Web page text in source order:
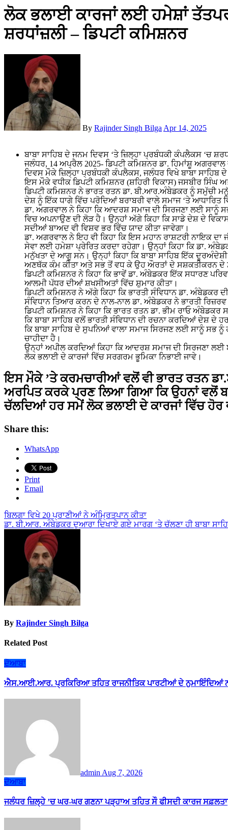
ਲੋਕ ਭਲਾਈ ਕਾਰਜਾਂ ਲਈ ਹਮੇਸ਼ਾਂ ਤੱਤਪਰ
ਸ਼ਰਧਾਂਜ਼ਲੀ – ਡਿਪਟੀ ਕਮਿਸ਼ਨਰ
By Rajinder Singh Bilga Apr 14, 2025
ਬਾਬਾ ਸਾਹਿਬ ਦੇ ਜਨਮ ਦਿਵਸ ‘ਤੇ ਜ਼ਿਲ੍ਹਾ ਪ੍ਰਬੰਧਕੀ ਕੰਪਲੈਕਸ ‘ਚ
ਜਲੰਧਰ, 14 ਅਪ੍ਰੈਲ 2025- ਡਿਪਟੀ ਕਮਿਸ਼ਨਰ ਡਾ. ਹਿਮਾਂਸ਼ੂ
ਦਿਵਸ ਮੌਕੇ ਜ਼ਿਲ੍ਹਾ ਪ੍ਰਬੰਧਕੀ ਕੰਪਲੈਕਸ, ਜਲੰਧਰ ਵਿਖੇ ਬਾਬਾ ਸਾਹਿਬ
ਇਸ ਮੌਕੇ ਵਧੀਕ ਡਿਪਟੀ ਕਮਿਸ਼ਨਰ (ਸ਼ਹਿਰੀ ਵਿਕਾਸ) ਜਸਬੀਰ ਸਿੰਘ
ਡਿਪਟੀ ਕਮਿਸ਼ਨਰ ਨੇ ਭਾਰਤ ਰਤਨ ਡਾ. ਬੀ.ਆਰ.ਅੰਬੇਡਕਰ ਨੂੰ ਸਮੁੱਚੀ
ਦੇਸ਼ ਨੂੰ ਇੱਕ ਧਾਗੇ ਵਿੱਚ ਪਰੋਦਿਆਂ ਬਰਾਬਰੀ ਵਾਲੇ ਸਮਾਜ ‘ਤੇ ਆਧਾਰਿਤ
ਡਾ. ਅਗਰਵਾਲ ਨੇ ਕਿਹਾ ਕਿ ਆਦਰਸ਼ ਸਮਾਜ ਦੀ ਸਿਰਜਣਾ ਲਈ ਸਾਨੂੰ
ਵਿਚ ਅਪਨਾਉਣ ਦੀ ਲੋੜ ਹੈ। ਉਨ੍ਹਾਂ ਅੱਗੇ ਕਿਹਾ ਕਿ ਸਾਡੇ ਦੇਸ਼ ਦੇ
ਸਦੀਆਂ ਬਾਅਦ ਵੀ ਵਿਸ਼ਵ ਭਰ ਵਿੱਚ ਯਾਦ ਕੀਤਾ ਜਾਵੇਗਾ।
ਡਾ. ਅਗਰਵਾਲ ਨੇ ਇਹ ਵੀ ਕਿਹਾ ਕਿ ਇਸ ਮਹਾਨ ਰਾਸ਼ਟਰੀ ਨਾਇਕ
ਸੇਵਾ ਲਈ ਹਮੇਸ਼ਾ ਪ੍ਰੇਰਿਤ ਕਰਦਾ ਰਹੇਗਾ। ਉਨ੍ਹਾਂ ਕਿਹਾ ਕਿ ਡਾ.
ਮਨੁੱਖਤਾ ਦੇ ਆਗੂ ਸਨ। ਉਨ੍ਹਾਂ ਕਿਹਾ ਕਿ ਬਾਬਾ ਸਾਹਿਬ ਇੱਕ
ਅਣਥੱਕ ਕੰਮ ਕੀਤਾ ਅਤੇ ਸਭ ਤੋਂ ਵਧ ਕੇ ਉਹ ਔਰਤਾਂ ਦੇ ਸਸ਼ਕਤੀਕਰਨ
ਡਿਪਟੀ ਕਮਿਸ਼ਨਰ ਨੇ ਕਿਹਾ ਕਿ ਭਾਵੇਂ ਡਾ. ਅੰਬੇਡਕਰ ਇੱਕ ਸਧਾਰਣ
ਆਲਮੀ ਪੱਧਰ ਦੀਆਂ ਸ਼ਖਸੀਅਤਾਂ ਵਿੱਚ ਸ਼ੁਮਾਰ ਕੀਤਾ।
ਡਿਪਟੀ ਕਮਿਸ਼ਨਰ ਨੇ ਅੱਗੇ ਕਿਹਾ ਕਿ ਭਾਰਤੀ ਸੰਵਿਧਾਨ ਡਾ. ਅੰਬੇਡਕਰ
ਸੰਵਿਧਾਨ ਤਿਆਰ ਕਰਨ ਦੇ ਨਾਲ-ਨਾਲ ਡਾ. ਅੰਬੇਡਕਰ ਨੇ ਭਾਰਤੀ
ਡਿਪਟੀ ਕਮਿਸ਼ਨਰ ਨੇ ਕਿਹਾ ਕਿ ਭਾਰਤ ਰਤਨ ਡਾ. ਭੀਮ ਰਾਓ
ਕਿ ਬਾਬਾ ਸਾਹਿਬ ਵਲੋਂ ਭਾਰਤੀ ਸੰਵਿਧਾਨ ਦੀ ਰਚਨਾ ਕਰਦਿਆਂ ਦੇਸ਼
ਕਿ ਬਾਬਾ ਸਾਹਿਬ ਦੇ ਸੁਪਨਿਆਂ ਵਾਲਾ ਸਮਾਜ ਸਿਰਜਣ ਲਈ ਸਾਨੂੰ ਸਭ
ਚਾਹੀਦਾ ਹੈ।
ਉਨ੍ਹਾਂ ਅਪੀਲ ਕਰਦਿਆਂ ਕਿਹਾ ਕਿ ਆਦਰਸ਼ ਸਮਾਜ ਦੀ ਸਿਰਜਣਾ ਲਈ
ਲੋਕ ਭਲਾਈ ਦੇ ਕਾਰਜਾਂ ਵਿੱਚ ਸਰਗਰਮ ਭੂਮਿਕਾ ਨਿਭਾਈ ਜਾਵੇ।
ਇਸ ਮੌਕੇ ’ਤੇ ਕਰਮਚਾਰੀਆਂ ਵਲੋਂ ਵੀ ਭਾਰਤ ਰਤਨ
ਅਰਪਿਤ ਕਰਕੇ ਪ੍ਰਣ ਲਿਆ ਗਿਆ ਕਿ ਉਹਨਾਂ ਵਲੋਂ
ਚੱਲਦਿਆਂ ਹਰ ਸਮੇਂ ਲੋਕ ਭਲਾਈ ਦੇ ਕਾਰਜਾਂ ਵਿੱਚ
Share this:
WhatsApp
Print
Email
Post
navigation
ਬਿਲਗਾ ਵਿਖੇ 20 ਪ੍ਰਾਣੀਆਂ ਨੇ ਅੰਮ੍ਰਿਤਪਾਨ ਕੀਤਾ
ਡਾ. ਬੀ.ਆਰ. ਅੰਬੇਡਕਰ ਦੁਆਰਾ ਦਿਖਾਏ ਗਏ ਮਾਰਗ ‘ਤੇ ਚੱਲਣਾ ਹੀ ਬਾਬਾ
By Rajinder Singh Bilga
Related Post
ਦੋਆਬਾ
ਐਸ.ਆਈ.ਆਰ. ਪ੍ਰਕਿਰਿਆ ਤਹਿਤ ਰਾਜਨੀਤਿਕ ਪਾਰਟੀਆਂ ਦੇ ਨੁਮਾਇੰਦਿਆਂ
admin Aug 7, 2026
ਦੋਆਬਾ
ਜਲੰਧਰ ਜ਼ਿਲ੍ਹੇ ’ਚ ਘਰ-ਘਰ ਗਣਨਾ ਪੜ੍ਹਾਅ ਤਹਿਤ ਸੌ ਫੀਸਦੀ ਕਾਰਜ